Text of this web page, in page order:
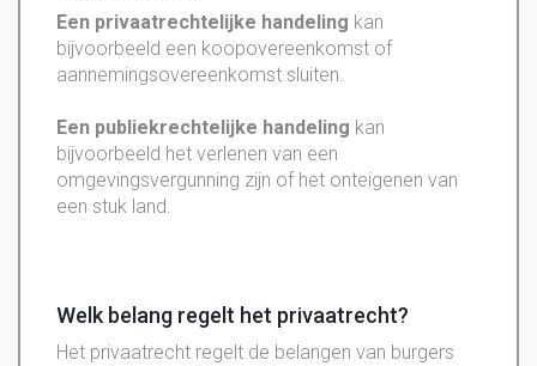
Een privaatrechtelijke handeling kan
bijvoorbeeld een koopovereenkomst of
aannemingsovereenkomst sluiten.
Een publiekrechtelijke handeling kan
bijvoorbeeld het verlenen van een
omgevingsvergunning zijn of het onteigenen van
een stuk land.
Welk belang regelt het privaatrecht?
Het privaatrecht regelt de belangen van burgers